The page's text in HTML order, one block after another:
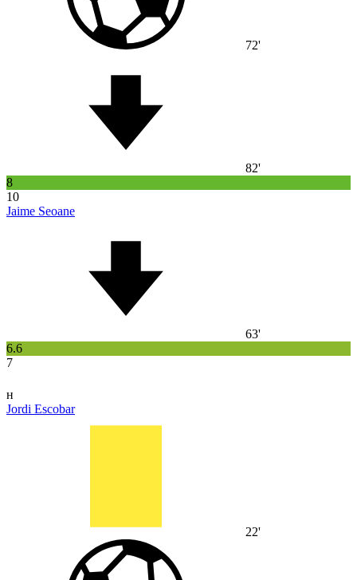
72'
82'
8
10
Jaime Seoane
63'
6.6
7
н
Jordi Escobar
22'